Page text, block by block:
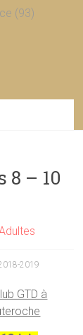
(93)
8 – 10
2019
GTD à